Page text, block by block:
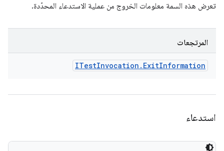
تعرض هذه السمة معلومات الخروج من عملية الاستدعاء المحدّدة.
المرتجعات
ITestInvocation . ExitInformation
استدعاء